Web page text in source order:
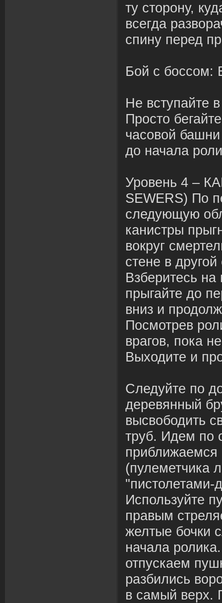
ту сторону,
всегда
спину перед
Бой с боссом:
Не вступайте
Просто
часовой
до начала
Уровень 4 –
SEWERS) По
следующую
канистры
вокруг
стене в
Взберитесь
прыгайте до
вниз и
Посмотрев
врагов, пока
Выходите и
Следуйте по
деревянный
высвободить
труб. Идем по
приближаемся
(пулеметчика
"пистолетами-
Используйте
правым
желтые бочки
начала
отпускаем
разбились
в самый верх.